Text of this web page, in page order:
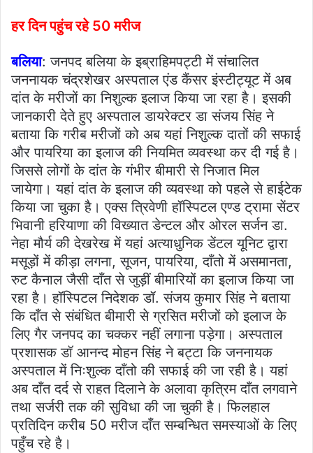
हर दिन पहुंच रहे 50 मरीज
बलिया: जनपद बलिया के इब्राहिमपट्टी में संचालित
जननायक चंद्रशेखर अस्पताल एंड कैंसर इंस्टीट्यूट में अब
दांत के मरीजों का निशुल्क इलाज किया जा रहा है। इसकी
जानकारी देते हुए अस्पताल डायरेक्टर डा संजय सिंह ने
बताया कि गरीब मरीजों को अब यहां निशुल्क दातों की सफाई
और पायरिया का इलाज की नियमित व्यवस्था कर दी गई है।
जिससे लोगों के दांत के गंभीर बीमारी से निजात मिल
जायेगा। यहां दांत के इलाज की व्यवस्था को पहले से हाईटेक
किया जा चुका है। एक्स त्रिवेणी हॉस्पिटल एण्ड ट्रामा सेंटर
भिवानी हरियाणा की विख्यात डेन्टल और ओरल सर्जन डा.
नेहा मौर्य की देखरेख में यहां अत्याधुनिक डेंटल यूनिट द्वारा
मसूड़ों में कीड़ा लगना, सूजन, पायरिया, दाँतो में असमानता,
रुट कैनाल जैसी दाँत से जुड़ीं बीमारियों का इलाज किया जा
रहा है। हॉस्पिटल निदेशक डॉ. संजय कुमार सिंह ने बताया
कि दाँत से संबंधित बीमारी से ग्रसित मरीजों को इलाज के
लिए गैर जनपद का चक्कर नहीं लगाना पड़ेगा। अस्पताल
प्रशासक डॉ आनन्द मोहन सिंह ने बट्टा कि जननायक
अस्पताल में निःशुल्क दाँतो की सफाई की जा रही है। यहां
अब दाँत दर्द से राहत दिलाने के अलावा कृत्रिम दाँत लगवाने
तथा सर्जरी तक की सुविधा की जा चुकी है। फिलहाल
प्रतिदिन करीब 50 मरीज दाँत सम्बन्धित समस्याओं के लिए
पहुँच रहे है।